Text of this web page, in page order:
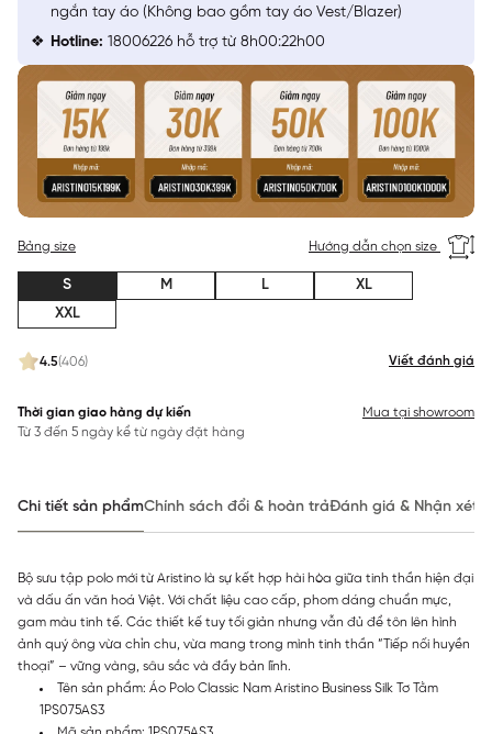
4.5(406) Viết đánh giá
Bảng size Hướng dẫn chọn size
S M L
XL
XXL
Thời gian giao hàng dự kiến
Từ 3 đến 5 ngày kể từ ngày đặt hàng
Mua tại showroom
ngắn tay áo (Không bao gồm tay áo Vest/Blazer)
Hotline: 18006226 hỗ trợ từ 8h00:22h00
Chi tiết sản phẩmChính sách đổi & hoàn trảĐánh giá & Nhận xét
Bộ sưu tập polo mới từ Aristino là sự kết hợp hài hòa giữa tinh thần hiện đại
và dấu ấn văn hoá Việt. Với chất liệu cao cấp, phom dáng chuẩn mực,
gam màu tinh tế. Các thiết kế tuy tối giản nhưng vẫn đủ để tôn lên hình
ảnh quý ông vừa chỉn chu, vừa mang trong mình tinh thần “Tiếp nối huyền
thoại” – vững vàng, sâu sắc và đầy bản lĩnh.
Tên sản phẩm: Áo Polo Classic Nam Aristino Business Silk Tơ Tằm
1PS075AS3